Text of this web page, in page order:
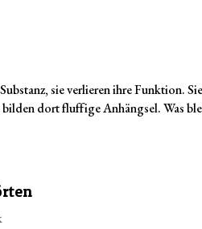
sie verlieren ihre Funktion. Sie
dort fluffige Anhängsel. Was